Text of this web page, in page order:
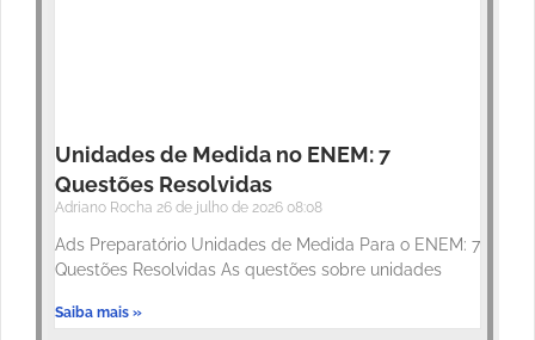
Unidades de Medida no ENEM: 7
Questões Resolvidas
Adriano Rocha 26 de julho de 2026 08:08
Ads Preparatório Unidades de Medida Para o ENEM: 7
Questões Resolvidas As questões sobre unidades
Saiba mais »